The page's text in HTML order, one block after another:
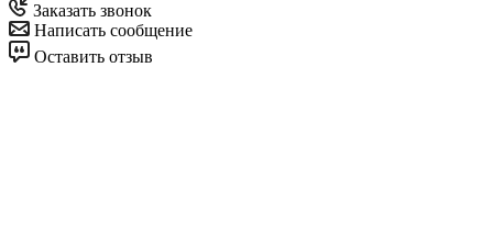
Заказать звонок
Написать сообщение
Оставить отзыв